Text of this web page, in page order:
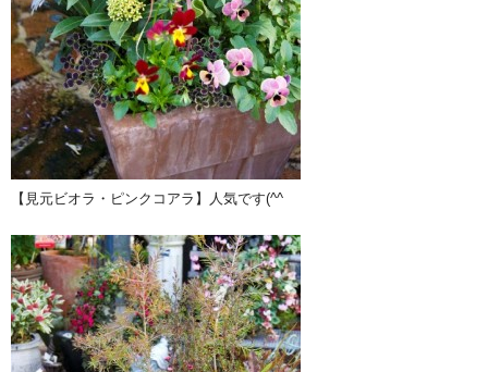
【見元ビオラ・ピンクコアラ】人気です(^^ゞ